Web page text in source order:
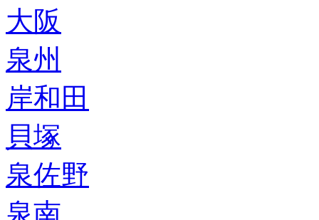
大阪
泉州
岸和田
貝塚
泉佐野
泉南